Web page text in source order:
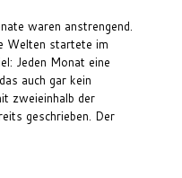
waren anstrengend.
Welten startete im
Jeden Monat eine
auch gar kein
zweieinhalb der
geschrieben. Der